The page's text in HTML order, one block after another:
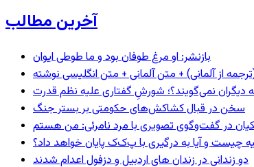
آخرین مطالب
بازنشر: او مرغ طوفان بود و ما طوطی ایوان
از آلمانی) + متن آلمانی + متن انگلیسی نوشته
دیگران نمی‌گویند؟؛ شورشِ گفتاری علیه نظم قدرت
سخن در قبال کشاکش‌های حکومتی بر بستر جنگ
چیست و آیا به درگیری با پ‌ک‌ک پایان خواهد داد؟
دو زندانی در زندان های اردبیل و دزفول اعدام شدند